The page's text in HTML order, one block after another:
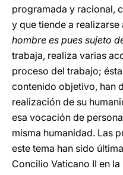
programada y racional,
y que tiende a realizarse
hombre es pues sujeto
trabaja, realiza varias
proceso del trabajo;
contenido objetivo, han
realización de su
esa vocación de
misma humanidad. Las
este tema han sido
Concilio Vaticano II en